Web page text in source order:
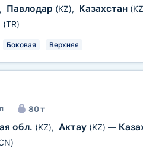
, Павлодар (KZ), Казахстан
(TR)
Боковая Верхняя
80 т
обл. (KZ), Актау (KZ) —